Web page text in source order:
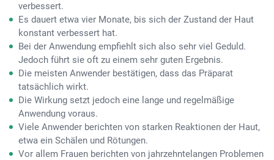
verbessert.
Es dauert etwa vier Monate, bis sich der Zustand der Haut
konstant verbessert hat.
Bei der Anwendung empfiehlt sich also sehr viel Geduld.
Jedoch führt sie oft zu einem sehr guten Ergebnis.
Die meisten Anwender bestätigen, dass das Präparat
tatsächlich wirkt.
Die Wirkung setzt jedoch eine lange und regelmäßige
Anwendung voraus.
Viele Anwender berichten von starken Reaktionen der Haut,
etwa ein Schälen und Rötungen.
Vor allem Frauen berichten von jahrzehntelangen Problemen